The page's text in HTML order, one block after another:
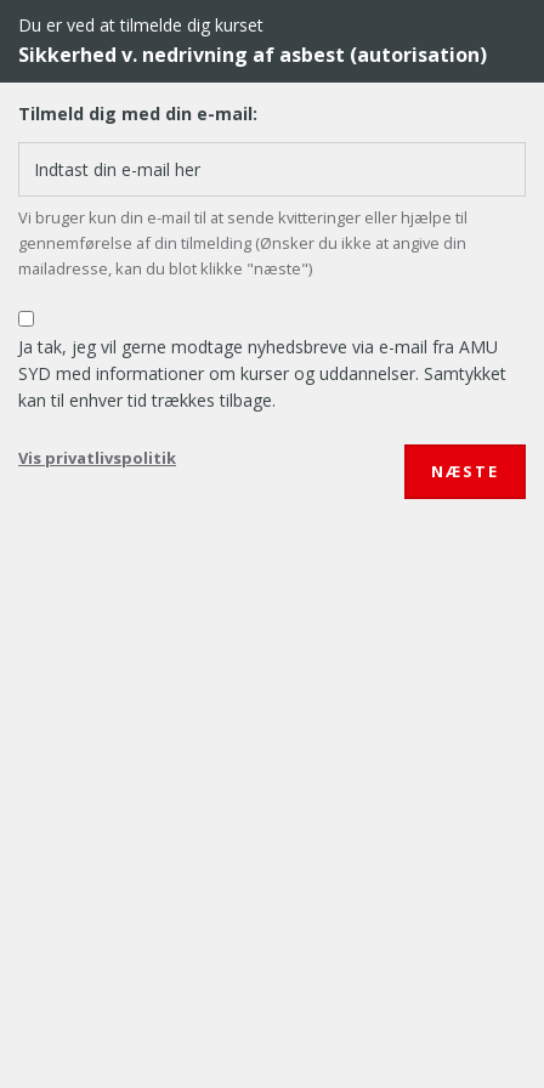
Du er ved at tilmelde dig kurset
Sikkerhed v. nedrivning af asbest (autorisation)
Tilmeld dig med din e-mail:
Vi bruger kun din e-mail til at sende kvitteringer eller hjælpe til
gennemførelse af din tilmelding (Ønsker du ikke at angive din
mailadresse, kan du blot klikke "næste")
Ja tak, jeg vil gerne modtage nyhedsbreve via e-mail fra AMU
SYD med informationer om kurser og uddannelser. Samtykket
kan til enhver tid trækkes tilbage.
Vis privatlivspolitik